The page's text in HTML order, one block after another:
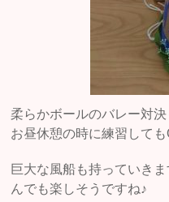
柔らかボールのバレー対
お昼休憩の時に練習しても
巨大な風船も持っていき
んでも楽しそうですね♪